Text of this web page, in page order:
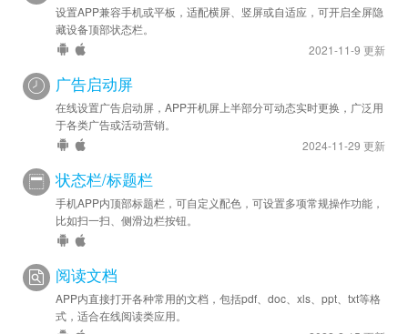
设置APP兼容手机或平板，适配横屏、竖屏或自适应，可开启全屏隐
藏设备顶部状态栏。
2021-11-9 更新
广告启动屏
在线设置广告启动屏，APP开机屏上半部分可动态实时更换，广泛用
于各类广告或活动营销。
2024-11-29 更新
状态栏/标题栏
手机APP内顶部标题栏，可自定义配色，可设置多项常规操作功能，
比如扫一扫、侧滑边栏按钮。
阅读文档
APP内直接打开各种常用的文档，包括pdf、doc、xls、ppt、txt等格
式，适合在线阅读类应用。